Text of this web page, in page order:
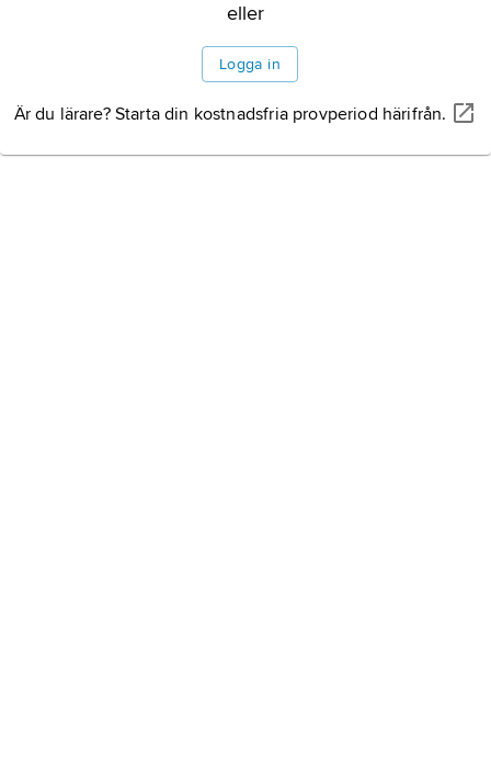
eller
Logga in
Är du lärare? Starta din kostnadsfria provperiod härifrån.